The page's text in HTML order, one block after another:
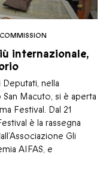
internazionale,
nella
Macuto, si è aperta
Festival. Dal 21
è la rassegna
Gli
AIFAS, e